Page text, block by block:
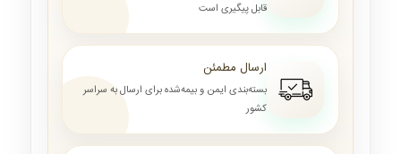
قابل پیگیری است
ارسال مطمئن
بسته‌بندی ایمن و بیمه‌شده برای ارسال به سراسر
کشور